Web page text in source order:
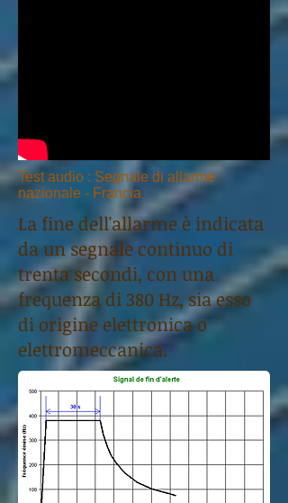
Test audio : Segnale di allarme
nazionale - Francia
La fine dell'allarme è indicata
da un segnale continuo di
trenta secondi, con una
frequenza di 380 Hz, sia esso
di origine elettronica o
elettromeccanica.